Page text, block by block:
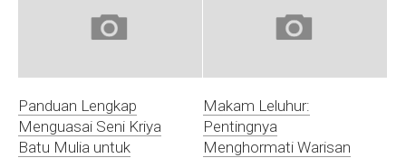
Panduan Lengkap
Menguasai Seni Kriya
Batu Mulia untuk
Makam Leluhur:
Pentingnya
Menghormati Warisan